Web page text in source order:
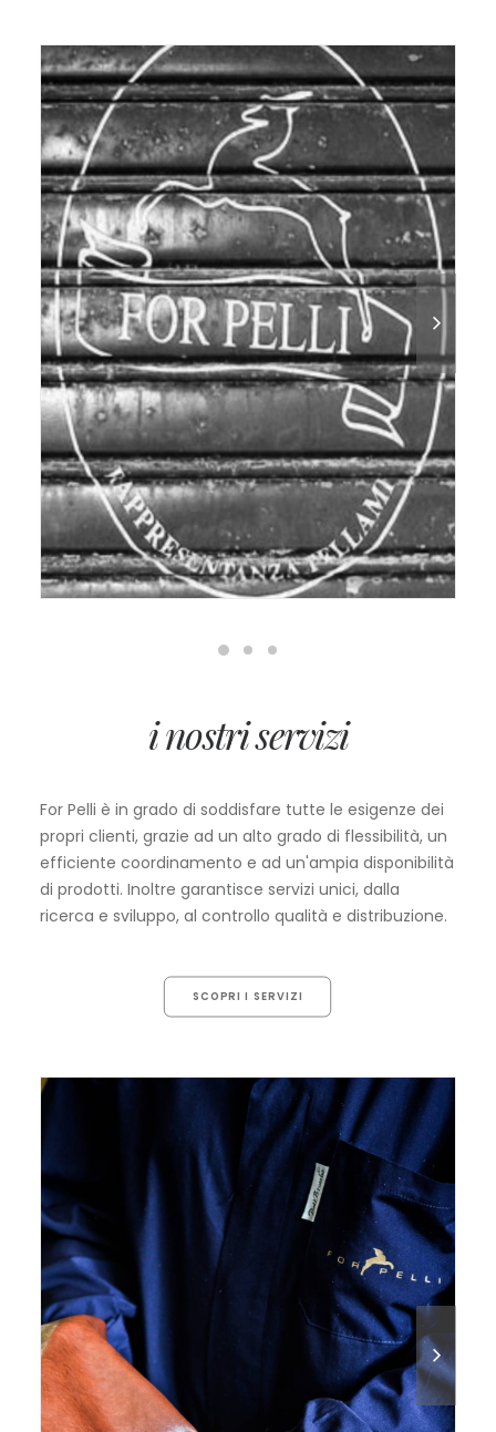
i nostri servizi
For Pelli è in grado di soddisfare tutte le esigenze dei
propri clienti, grazie ad un alto grado di flessibilità, un
efficiente coordinamento e ad un'ampia disponibilità
di prodotti. Inoltre garantisce servizi unici, dalla
ricerca e sviluppo, al controllo qualità e distribuzione.
SCOPRI I SERVIZI